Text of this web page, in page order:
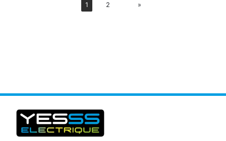
1 2 »Suiv